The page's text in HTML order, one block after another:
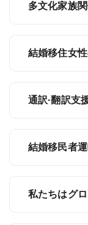
多文化家族
結婚移住女
通訳·翻訳支
結婚移民者
私たちはグ